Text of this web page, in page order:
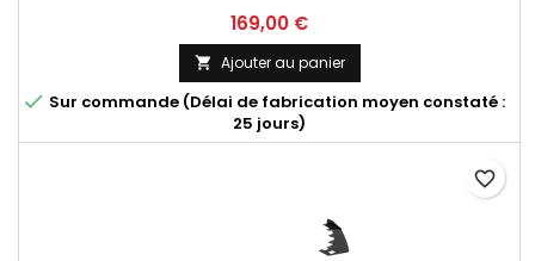
Prix
169,00 €
 Ajouter au panier
 Sur commande (Délai de fabrication moyen constaté :
25 jours)
favorite_border